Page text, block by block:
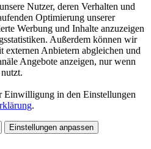
Nutzer, deren Verhalten und
Optimierung unserer
Werbung und Inhalte anzuzeigen
Außerdem können wir
externen Anbietern abgleichen und
Angebote anzeigen, nur wenn
Einwilligung in den Einstellungen
.
Einstellungen anpassen